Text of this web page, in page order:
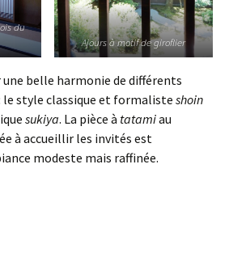
du
Ajours à motif de giroflier
belle harmonie de différents
le style classique et formaliste shoin
sukiya. La pièce à tatamiau
à accueillir les invités est
modeste mais raffinée.